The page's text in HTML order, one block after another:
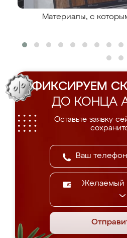
Материалы, с
ФИКСИРУЕМ
ДО КОНЦА
Оставьте заявку
Желаемый